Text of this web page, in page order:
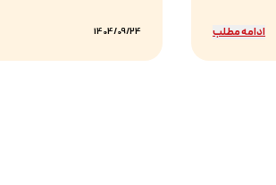
ادامه مطلب 1404/09/24